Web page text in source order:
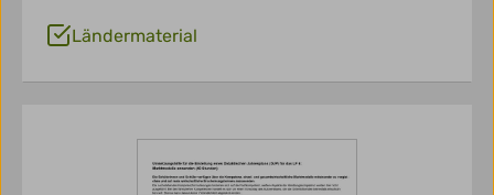
Ländermaterial